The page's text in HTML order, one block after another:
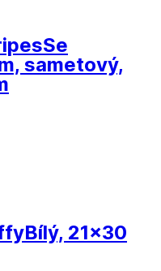
Se
sametový,
Bílý, 21x30